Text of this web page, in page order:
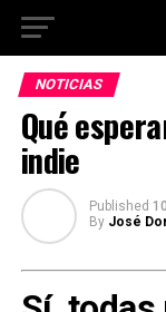
NOTICIAS
Qué
indie
Published
By José